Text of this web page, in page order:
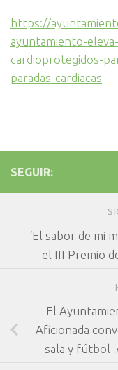
https://
ayuntamiento-
cardioprotegidos-
paradas-cardiacas
SEGUIR:
‘El sabor de mi
el III Premio
El
Aficionada
sala y fútbol-